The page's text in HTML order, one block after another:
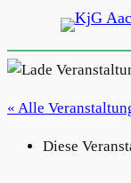
« Alle
Diese